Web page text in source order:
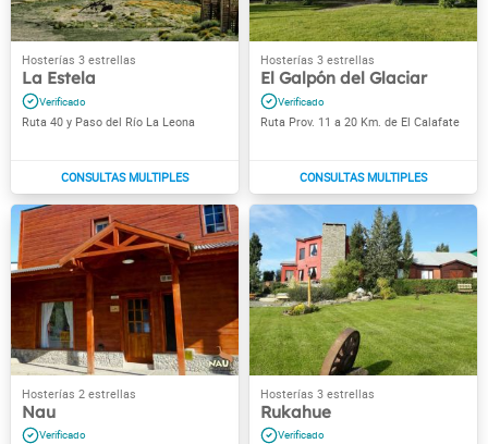
La Estela
Ruta 40 y Paso del Río La Leona
El Galpón del Glaciar
Ruta Prov. 11 a 20 Km. de El Calafate
Nau Rukahue